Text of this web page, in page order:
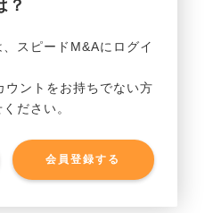
？
スピードM&Aにログイ
ウントをお持ちでない方
ださい。
会員登録する